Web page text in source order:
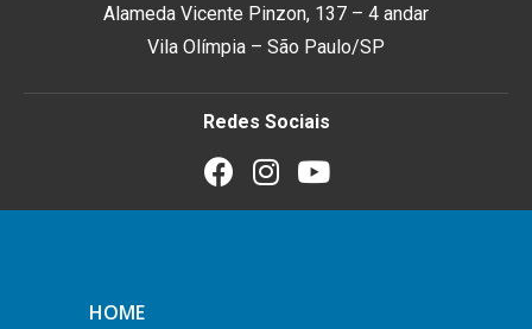
Alameda Vicente Pinzon, 137 – 4 andar
Vila Olímpia – São Paulo/SP
Redes Sociais
HOME